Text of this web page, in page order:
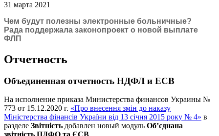
31 марта 2021
Чем будут полезны электронные больничные?
Рада поддержала законопроект о новой выплате
ФЛП
Отчетность
Объединенная отчетность НДФЛ и ЕСВ
На исполнение приказа Министерства финансов Украины №
773 от 15.12.2020 г. «Про внесення змін до наказу
Міністерства фінансів України від 13 січня 2015 року № 4» в
разделе Звітність добавлен новый модуль Об’єднана